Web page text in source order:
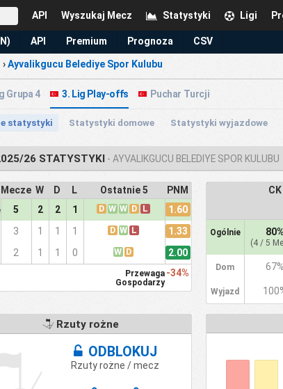
Ligi
Statystyki
Wyszukaj Mecz
API
API Premium Prognoza CSV
›Ayvalikgucu Belediye Spor Kulubu
Grupa 4 3. Lig Play-offs Puchar Turcji
statystyki Statystyki domowe Statystyki wyjazdowe
26 STATYSTYKI - AYVALIKGUCU BELEDIYE SPOR KULUBU
Mecze W D L Ostatnie 5 PNM
5 2 2 1 D W W D L 1.60
3 1 1 1 D W L 1.33
2 1 1 0 W D 2.00
Przewaga
Gospodarzy
-34%
CK
Ogólnie 80%
(4 / 5
Dom 67%
Wyjazd
Rzuty rożne
ODBLOKUJ
Rzuty rożne / mecz